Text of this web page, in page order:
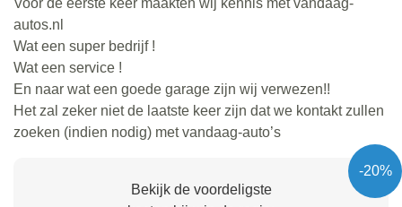
autos.nl
Wat een super bedrijf !
Wat een service !
En naar wat een goede garage zijn wij verwezen!!
Het zal zeker niet de laatste keer zijn dat we kontakt zullen
zoeken (indien nodig) met vandaag-auto’s
-20%
Bekijk de voordeligste